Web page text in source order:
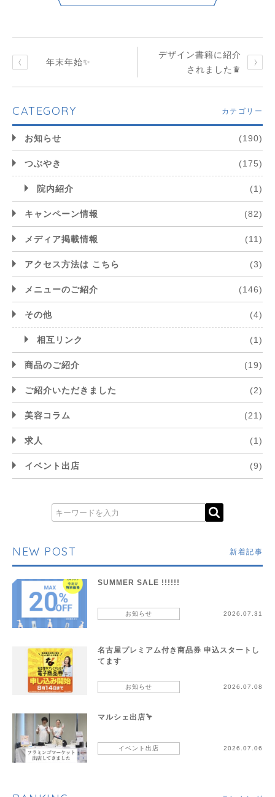
年末年始✨
デザイン書籍に紹介
されました♛
CATEGORY カテゴリー
お知らせ (190)
つぶやき (175)
院内紹介 (1)
キャンペーン情報 (82)
メディア掲載情報 (11)
アクセス方法は こちら (3)
メニューのご紹介 (146)
その他 (4)
相互リンク (1)
商品のご紹介 (19)
ご紹介いただきました (2)
美容コラム (21)
求人 (1)
イベント出店 (9)
NEW POST 新着記事
SUMMER SALE !!!!!!
お知らせ 2026.07.31
名古屋プレミアム付き商品券 申込スタートし
てます
お知らせ 2026.07.08
マルシェ出店🦩
イベント出店 2026.07.06